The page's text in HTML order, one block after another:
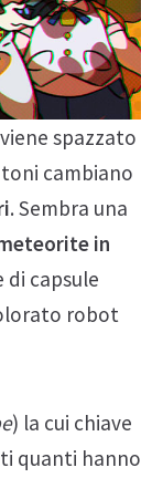
spazzato
cambiano
. Sembra una
in
di capsule
robot
) la cui chiave
quanti hanno